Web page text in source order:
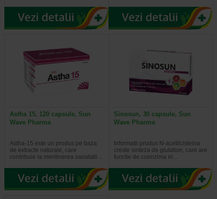
Astha 15, 120 capsule, Sun
Wave Pharma
Astha-15 este un produs pe baza
de extracte naturale, care
contribuie la mentinerea sanatatii…
Sinosun, 30 capsule, Sun
Wave Pharma
Informatii produs N-acetilcisteina
creste sinteza de glutation, care are
functie de coenzima in…